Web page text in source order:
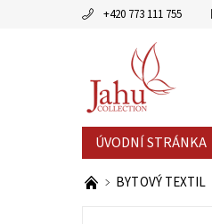
+420 773 111 755
ÚVODNÍ STRÁNKA
AKCE MĚSÍCE
BYTOVÝ TEXTIL